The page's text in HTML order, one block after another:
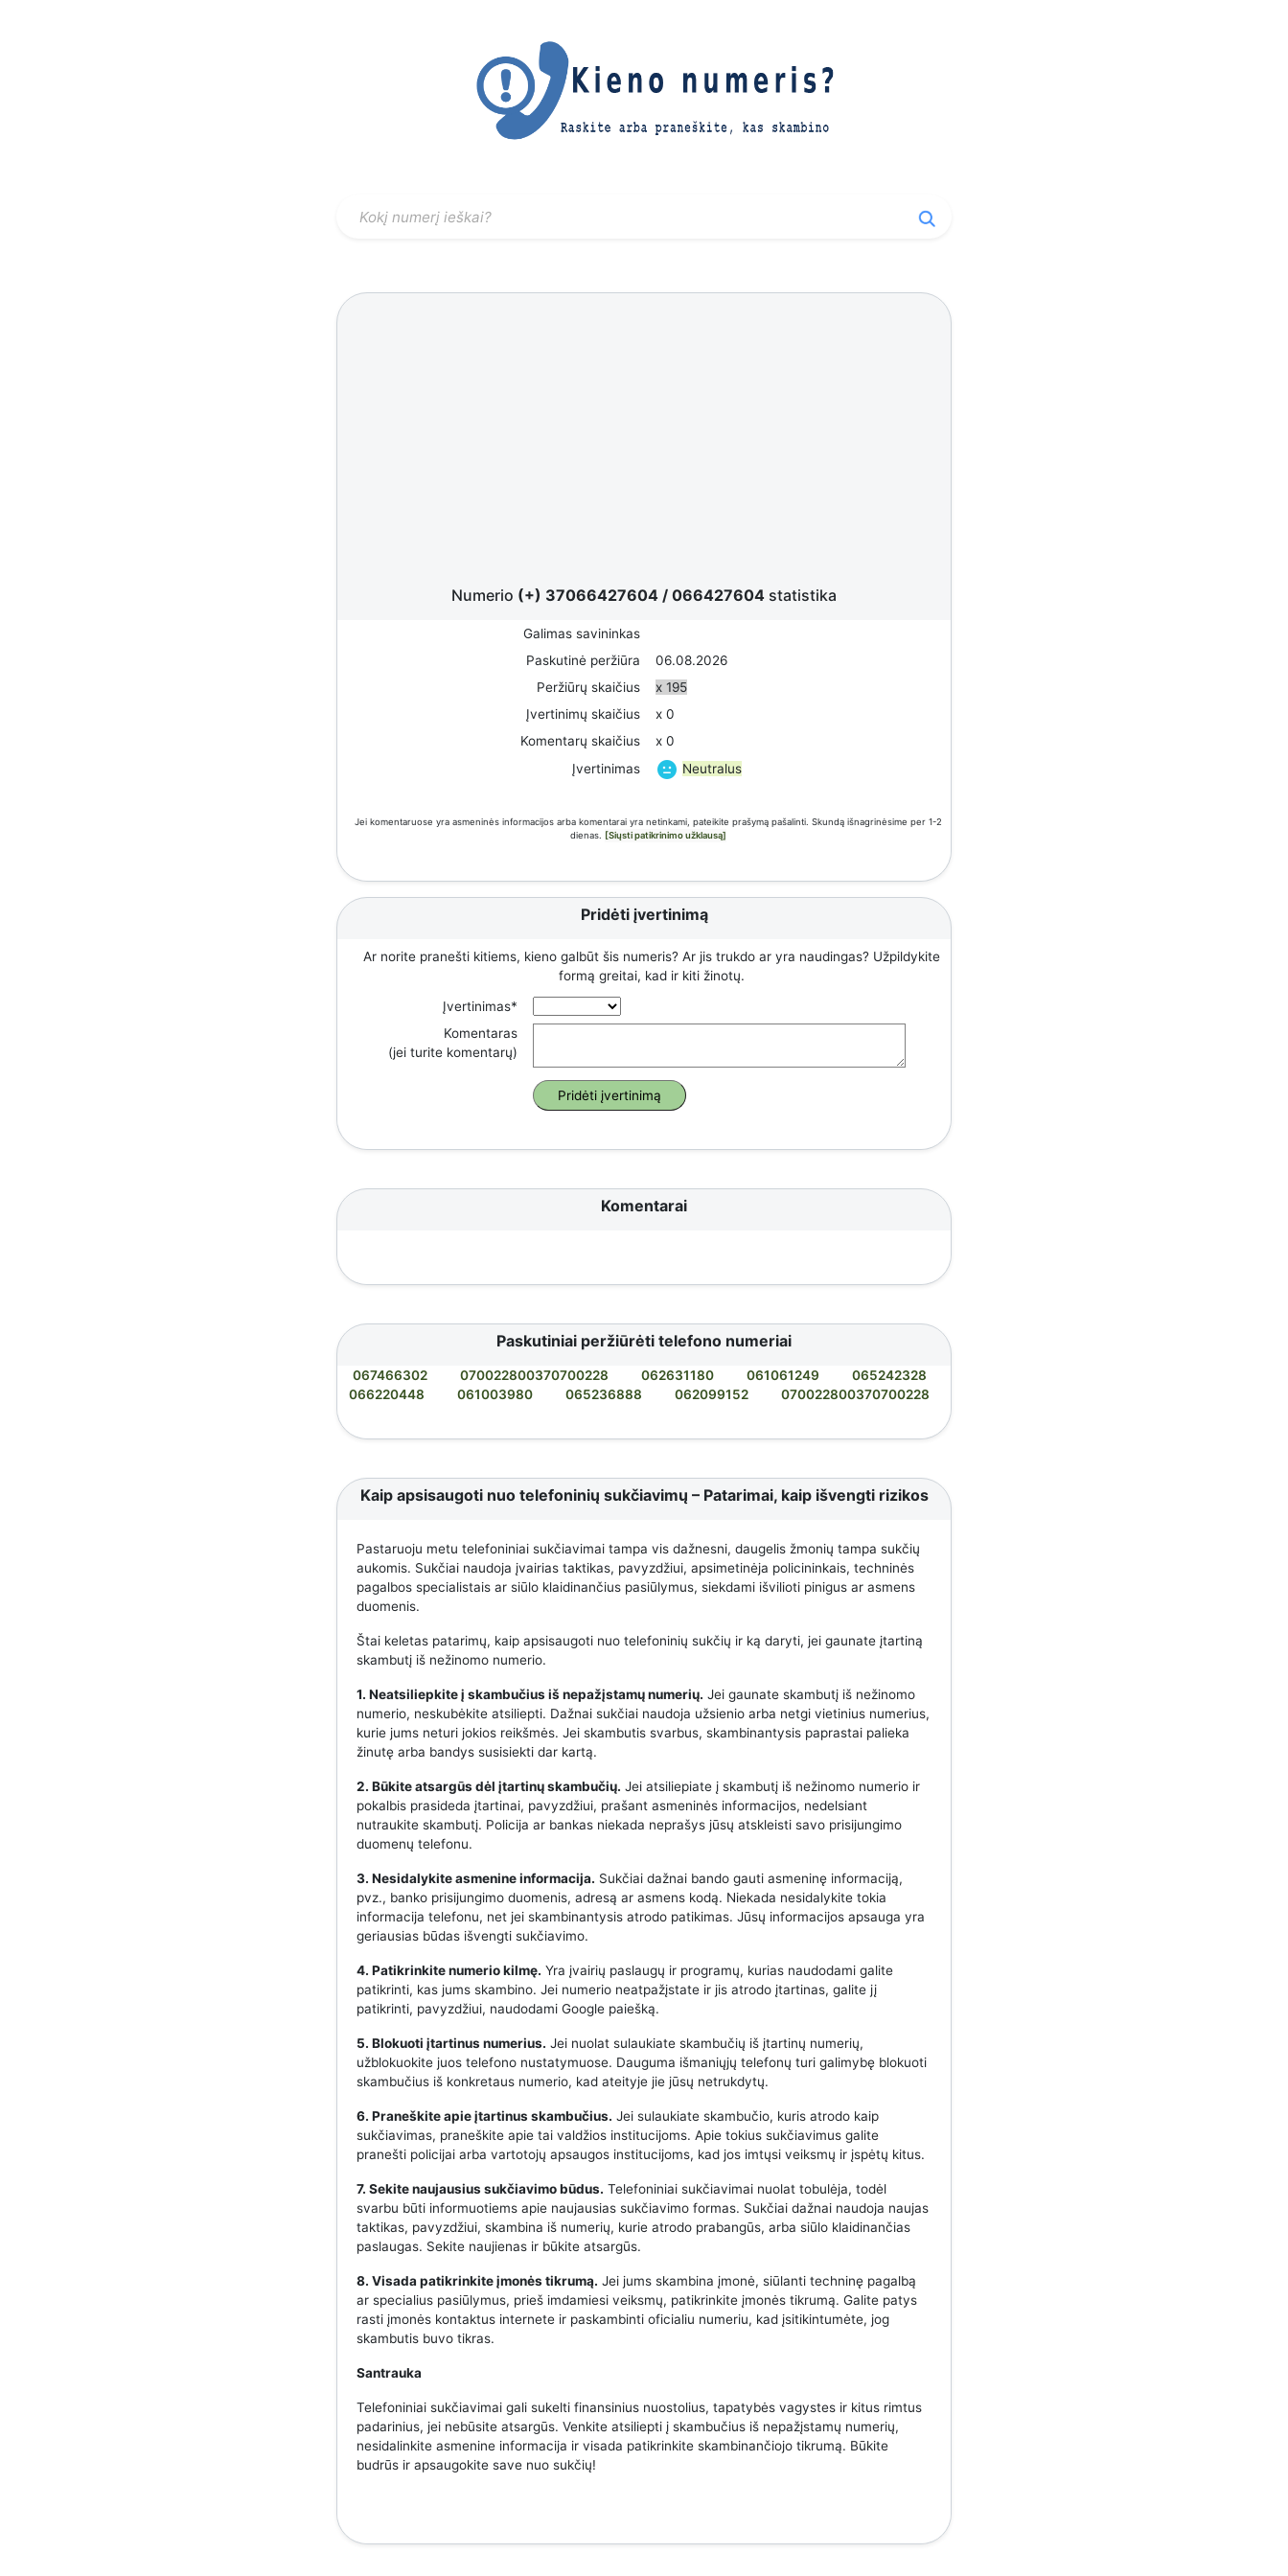
Numerio (+) 37066427604 / 066427604 statistika
Galimas savininkas
Paskutinė peržiūra
06.08.2026
Peržiūrų skaičius
x 195
Įvertinimų skaičius
x 0
Komentarų skaičius
x 0
Įvertinimas
Neutralus
Jei komentaruose yra asmeninės informacijos arba komentarai yra netinkami, pateikite prašymą pašalinti. Skundą išnagrinėsime per 1-2
dienas.
[Siųsti patikrinimo užklausą]
Pridėti įvertinimą
Ar norite pranešti kitiems, kieno galbūt šis numeris? Ar jis trukdo ar yra naudingas? Užpildykite
formą greitai, kad ir kiti žinotų.
Įvertinimas*
Komentaras
(jei turite komentarų)
Komentarai
Paskutiniai peržiūrėti telefono numeriai
067466302 070022800370700228 062631180 061061249
065242328
066220448
061003980 065236888 062099152 070022800370700228
Kaip apsisaugoti nuo telefoninių sukčiavimų – Patarimai, kaip išvengti rizikos
Pastaruoju metu telefoniniai sukčiavimai tampa vis dažnesni, daugelis žmonių tampa sukčių
aukomis. Sukčiai naudoja įvairias taktikas, pavyzdžiui, apsimetinėja policininkais, techninės
pagalbos specialistais ar siūlo klaidinančius pasiūlymus, siekdami išvilioti pinigus ar asmens
duomenis.
Štai keletas patarimų, kaip apsisaugoti nuo telefoninių sukčių ir ką daryti, jei gaunate įtartiną
skambutį iš nežinomo numerio.
1. Neatsiliepkite į skambučius iš nepažįstamų numerių. Jei gaunate skambutį iš nežinomo
numerio, neskubėkite atsiliepti. Dažnai sukčiai naudoja užsienio arba netgi vietinius numerius,
kurie jums neturi jokios reikšmės. Jei skambutis svarbus, skambinantysis paprastai palieka
žinutę arba bandys susisiekti dar kartą.
2. Būkite atsargūs dėl įtartinų skambučių. Jei atsiliepiate į skambutį iš nežinomo numerio ir
pokalbis prasideda įtartinai, pavyzdžiui, prašant asmeninės informacijos, nedelsiant
nutraukite skambutį. Policija ar bankas niekada neprašys jūsų atskleisti savo prisijungimo
duomenų telefonu.
3. Nesidalykite asmenine informacija. Sukčiai dažnai bando gauti asmeninę informaciją,
pvz., banko prisijungimo duomenis, adresą ar asmens kodą. Niekada nesidalykite tokia
informacija telefonu, net jei skambinantysis atrodo patikimas. Jūsų informacijos apsauga yra
geriausias būdas išvengti sukčiavimo.
4. Patikrinkite numerio kilmę. Yra įvairių paslaugų ir programų, kurias naudodami galite
patikrinti, kas jums skambino. Jei numerio neatpažįstate ir jis atrodo įtartinas, galite jį
patikrinti, pavyzdžiui, naudodami Google paiešką.
5. Blokuoti įtartinus numerius. Jei nuolat sulaukiate skambučių iš įtartinų numerių,
užblokuokite juos telefono nustatymuose. Dauguma išmaniųjų telefonų turi galimybę blokuoti
skambučius iš konkretaus numerio, kad ateityje jie jūsų netrukdytų.
6. Praneškite apie įtartinus skambučius. Jei sulaukiate skambučio, kuris atrodo kaip
sukčiavimas, praneškite apie tai valdžios institucijoms. Apie tokius sukčiavimus galite
pranešti policijai arba vartotojų apsaugos institucijoms, kad jos imtųsi veiksmų ir įspėtų kitus.
7. Sekite naujausius sukčiavimo būdus. Telefoniniai sukčiavimai nuolat tobulėja, todėl
svarbu būti informuotiems apie naujausias sukčiavimo formas. Sukčiai dažnai naudoja naujas
taktikas, pavyzdžiui, skambina iš numerių, kurie atrodo prabangūs, arba siūlo klaidinančias
paslaugas. Sekite naujienas ir būkite atsargūs.
8. Visada patikrinkite įmonės tikrumą. Jei jums skambina įmonė, siūlanti techninę pagalbą
ar specialius pasiūlymus, prieš imdamiesi veiksmų, patikrinkite įmonės tikrumą. Galite patys
rasti įmonės kontaktus internete ir paskambinti oficialiu numeriu, kad įsitikintumėte, jog
skambutis buvo tikras.
Santrauka
Telefoniniai sukčiavimai gali sukelti finansinius nuostolius, tapatybės vagystes ir kitus rimtus
padarinius, jei nebūsite atsargūs. Venkite atsiliepti į skambučius iš nepažįstamų numerių,
nesidalinkite asmenine informacija ir visada patikrinkite skambinančiojo tikrumą. Būkite
budrūs ir apsaugokite save nuo sukčių!